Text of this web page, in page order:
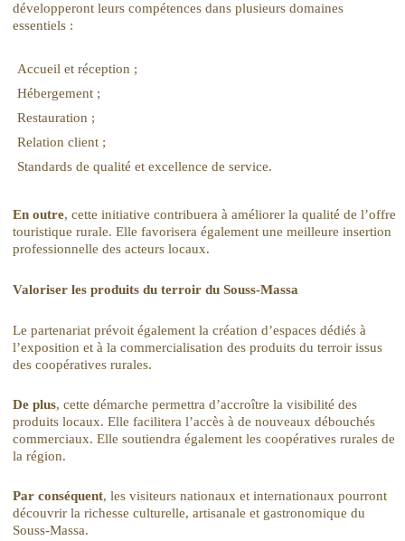
développeront leurs compétences dans plusieurs domaines
essentiels :
Accueil et réception ;
Hébergement ;
Restauration ;
Relation client ;
Standards de qualité et excellence de service.
En outre, cette initiative contribuera à améliorer la qualité de l’offre
touristique rurale. Elle favorisera également une meilleure insertion
professionnelle des acteurs locaux.
Valoriser les produits du terroir du Souss-Massa
Le partenariat prévoit également la création d’espaces dédiés à
l’exposition et à la commercialisation des produits du terroir issus
des coopératives rurales.
De plus, cette démarche permettra d’accroître la visibilité des
produits locaux. Elle facilitera l’accès à de nouveaux débouchés
commerciaux. Elle soutiendra également les coopératives rurales de
la région.
Par conséquent, les visiteurs nationaux et internationaux pourront
découvrir la richesse culturelle, artisanale et gastronomique du
Souss-Massa.